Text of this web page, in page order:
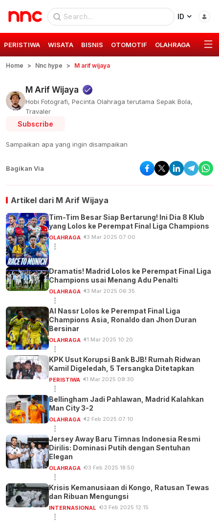
ID
PERISTIWA WISATA BISNIS OTOMOTIF OLAHRAGA GAYA
Home Nnc hype M arif wijaya
M Arif Wijaya
Hobi Fotografi, Pecinta Olahraga terutama Sepak Bola,
Travaler
Subscribe
Sampaikan apa yang ingin disampaikan
Bagikan Via
Artikel dari M Arif Wijaya
Tim-Tim Besar Siap Bertarung! Ini Dia 8 Klub
yang Lolos ke Perempat Final Liga Champions
OLAHRAGA 13 Mar 2025 07:00
Dramatis! Madrid Lolos ke Perempat Final Liga
Champions usai Menang Adu Penalti
OLAHRAGA 13 Mar 2025 06:35
Al Nassr Lolos ke Perempat Final Liga
Champions Asia, Ronaldo dan Jhon Duran
Bersinar
OLAHRAGA 11 Mar 2025 10:20
KPK Usut Korupsi Bank BJB! Rumah Ridwan
Kamil Digeledah, 5 Tersangka Ditetapkan
PERISTIWA 11 Mar 2025 09:30
Bellingham Jadi Pahlawan, Madrid Kalahkan
Man City 3-2
OLAHRAGA 12 Feb 2025 07:10
Jersey Away Baru Timnas Indonesia Resmi
Dirilis: Dominasi Putih dengan Sentuhan
Elegan
OLAHRAGA 03 Feb 2025 18:50
Krisis Kemanusiaan di Kongo, Ratusan Tewas
dan Ribuan Mengungsi
INTERNASIONAL 03 Feb 2025 12:15